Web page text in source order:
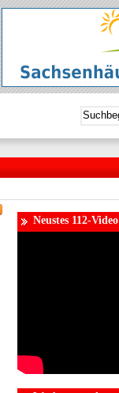
Neustes 112-Video